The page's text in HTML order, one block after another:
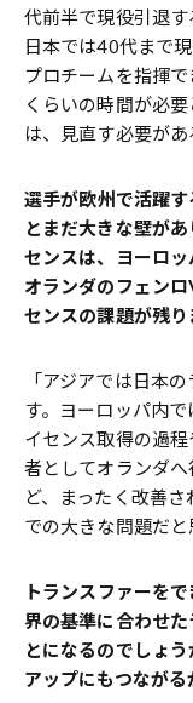
代前半で現役引退す
日本では40代まで
プロチームを指揮
くらいの時間が必
は、見直す必要があ
――選手が欧州で活躍
とまだ大きな壁が
センスは、ヨーロッ
オランダのフェン
センスの課題が残り
「アジアでは日本
す。ヨーロッパ内
イセンス取得の過
者としてオランダ
ど、まったく改善
での大きな問題だと
――トランスファー
界の基準に合わせ
とになるのでしょ
アップにもつながる